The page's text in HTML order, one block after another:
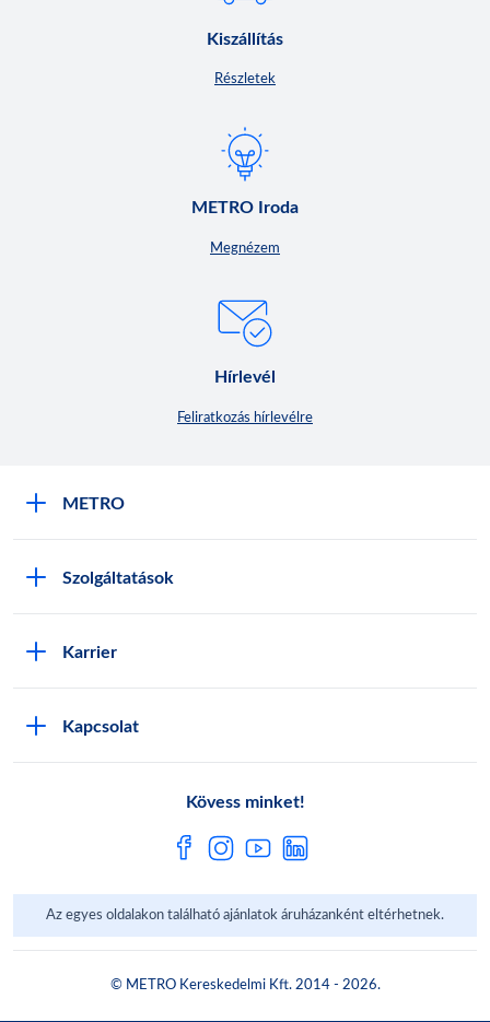
Kiszállítás
Részletek
METRO Iroda
Megnézem
Hírlevél
Feliratkozás hírlevélre
METRO
Szolgáltatások
Karrier
Kapcsolat
Kövess minket!
Az egyes oldalakon található ajánlatok áruházanként eltérhetnek.
© METRO Kereskedelmi Kft. 2014 - 2026.